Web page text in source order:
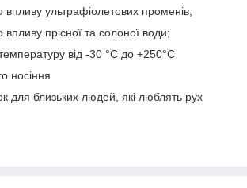
впливу ультрафіолетових променів;
впливу прісної та солоної води;
від -30 °C до +250°С
носіння
для близьких людей, які люблять рух